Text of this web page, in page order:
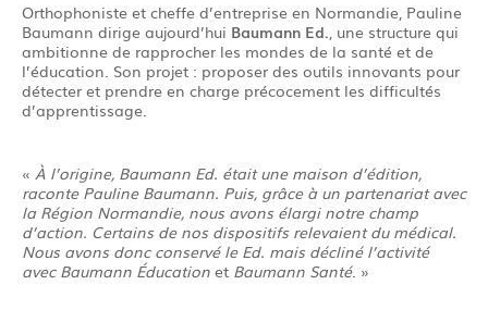
Orthophoniste et cheffe d’entreprise en Normandie, Pauline
Baumann dirige aujourd’hui Baumann Ed., une structure qui
ambitionne de rapprocher les mondes de la santé et de
l’éducation. Son projet : proposer des outils innovants pour
détecter et prendre en charge précocement les difficultés
d’apprentissage.
« À l’origine, Baumann Ed. était une maison d’édition,
raconte Pauline Baumann. Puis, grâce à un partenariat avec
la Région Normandie, nous avons élargi notre champ
d’action. Certains de nos dispositifs relevaient du médical.
Nous avons donc conservé le Ed. mais décliné l’activité
avec Baumann Éducation et Baumann Santé. »